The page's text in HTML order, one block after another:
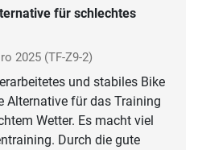
für schlechtes
2025 (TF-Z9-2)
und stabiles Bike
Alternative für das Training
Wetter. Es macht viel
Durch die gute